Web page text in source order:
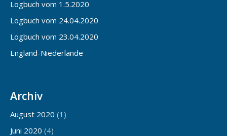
Logbuch vom 1.5.2020
Logbuch vom 24.04.2020
Logbuch vom 23.04.2020
England-Niederlande
Archiv
August 2020 (1)
Juni 2020 (4)